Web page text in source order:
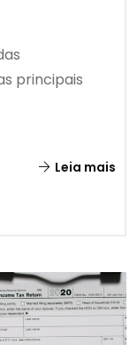
principais
Leia mais